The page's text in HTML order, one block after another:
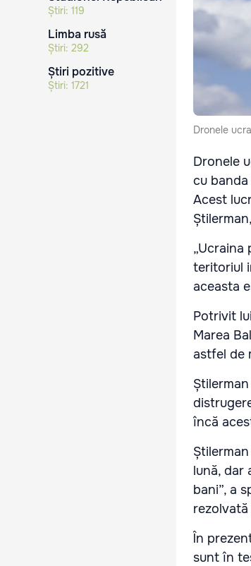
Știri: 119
Limba rusă
Știri: 292
Știri pozitive
Știri: 1721
Dronele
Dronele
cu
Acest
teritoriul
aceasta
Potrivit
Marea
astfel de
încă
lună, dar
bani”, a
În
sunt în